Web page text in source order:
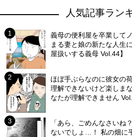
人気記事ラン
義母の便利屋を卒業して
まる妻と娘の新たな人生
屋扱いする義母 Vol.44】
ほぼ手ぶらなのに彼女の
理解できないけど楽しま
なたが理解できません
「あら、ごめんなさいね
ないでしょ…！ 私の畑に